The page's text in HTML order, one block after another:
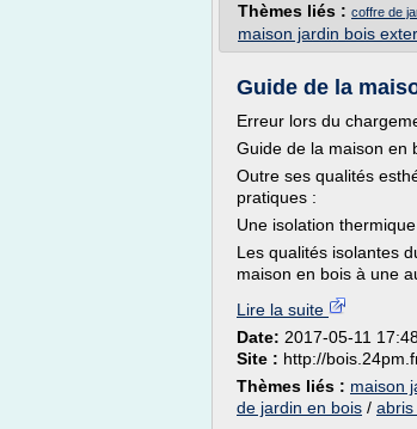
Thèmes liés : coffre de
maison jardin bois
Guide de la
Erreur lors du
Guide de la maison en
Outre ses qualités
pratiques :
Une isolation
Les qualités isolantes
maison en bois à une
Lire la suite
Date: 2017-05-11
Site : http://
Thèmes liés : maison
de jardin en bois / abris